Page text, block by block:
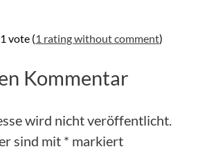
vote (1 rating without comment)
Kommentar
wird nicht veröffentlicht.
sind mit * markiert